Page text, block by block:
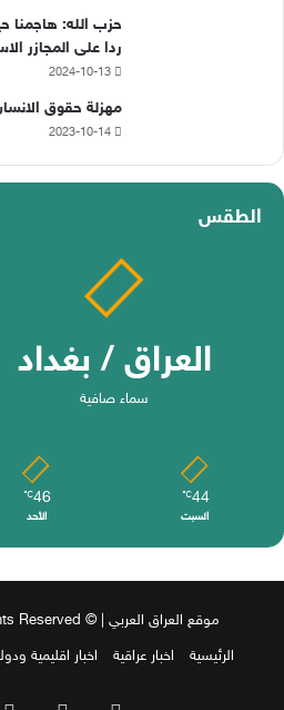
حزب الله: هاجمنا
ردا على المجازر
2024-10-13
مهزلة حقوق
2023-10-14
الطقس
العراق / بغداد
سماء صافية
44
℃
السبت
46
℃
الأحد
موقع العراق العربي | © Copyright 2026, All Rights Reserved
الرئيسية
اخبار عراقية اخبار اقليمية